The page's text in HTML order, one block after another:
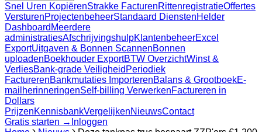
Snel Uren KopiërenStrakke FacturenRittenregistratieOffertes
VersturenProjectenbeheerStandaard DienstenHelder
Dashboard Meerdere
administratiesAfschrijvingshulpKlantenbeheerExcel
ExportUitgaven & Bonnen ScannenBonnen
uploadenBoekhouder ExportBTW OverzichtWinst &
VerliesBank-grade Veiligheid Periodiek
FacturerenBankmutaties ImporterenBalans & GrootboekE-
mailherinneringenSelf-billing VerwerkenFactureren in
Dollars
PrijzenKennisbankVergelijkenNieuwsContact
Gratis starten → Inloggen